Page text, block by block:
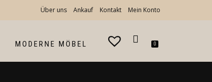
Über uns Ankauf Kontakt Mein Konto
MODERNE MÖBEL 0